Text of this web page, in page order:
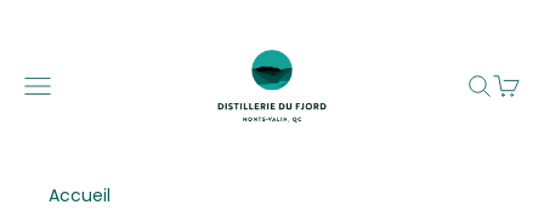
Menu Panier
Accueil